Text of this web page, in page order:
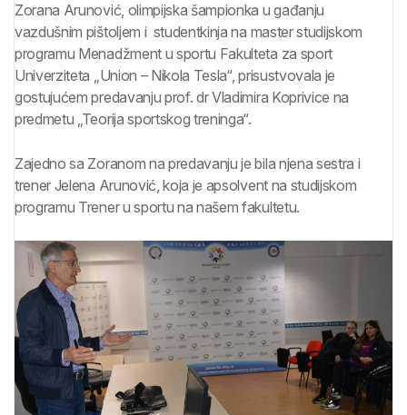
Zorana Arunović, olimpijska šampionka u gađanju
vazdušnim pištoljem i studentkinja na master studijskom
programu Menadžment u sportu Fakulteta za sport
Univerziteta „Union – Nikola Tesla“, prisustvovala je
gostujućem predavanju prof. dr Vladimira Koprivice na
predmetu „Teorija sportskog treninga“.
Zajedno sa Zoranom na predavanju je bila njena sestra i
trener Jelena Arunović, koja je apsolvent na studijskom
programu Trener u sportu na našem fakultetu.